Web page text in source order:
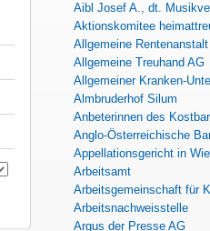
Aibl Josef A., dt.
Aktionskomitee
Allgemeine Rentenanstalt
Allgemeine Treuhand AG
Allgemeiner Kranken-
Almbruderhof Silum
Anbeterinnen des
Anglo-Österreichische
Appellationsgericht in
Arbeitsamt
Arbeitsgemeinschaft für
Arbeitsnachweisstelle
Argus der Presse AG